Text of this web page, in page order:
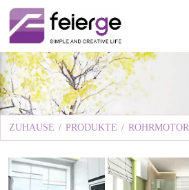
ZUHAUSE / PRODUKTE / ROHRMOTOR